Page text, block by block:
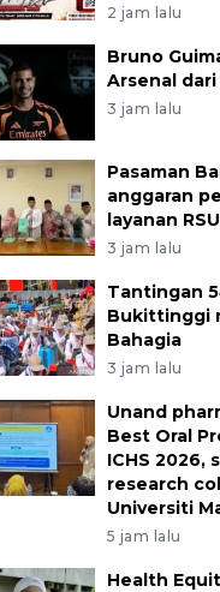
2 jam lalu
Bruno
Arsenal
3 jam lalu
Pasaman
anggaran
layanan
3 jam lalu
Tantingan
Bukittinggi
Bahagia
3 jam lalu
Unand
Best Oral
ICHS 2026,
research
Universiti
5 jam lalu
Health